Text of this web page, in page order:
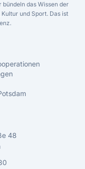
das Wissen der
und Sport. Das ist
48